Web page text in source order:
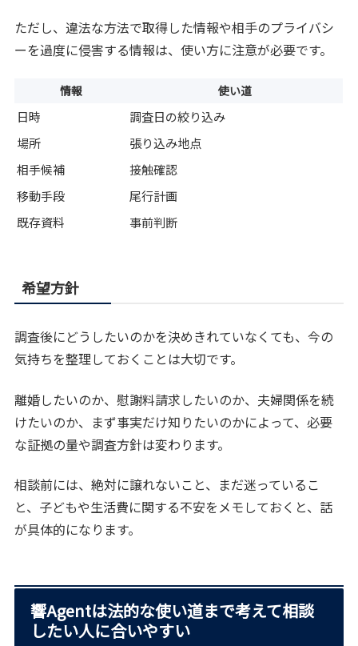
ただし、違法な方法で取得した情報や相手のプライバシ
ーを過度に侵害する情報は、使い方に注意が必要です。
情報 使い道
日時
調査日の絞り込み
場所
張り込み地点
相手候補
接触確認
移動手段
尾行計画
既存資料
事前判断
希望方針
調査後にどうしたいのかを決めきれていなくても、今の
気持ちを整理しておくことは大切です。
離婚したいのか、慰謝料請求したいのか、夫婦関係を続
けたいのか、まず事実だけ知りたいのかによって、必要
な証拠の量や調査方針は変わります。
相談前には、絶対に譲れないこと、まだ迷っているこ
と、子どもや生活費に関する不安をメモしておくと、話
が具体的になります。
響Agentは法的な使い道まで考えて相談
したい人に合いやすい